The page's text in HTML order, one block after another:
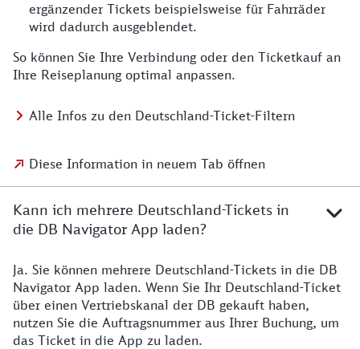
ergänzender Tickets beispielsweise für Fahrräder
wird dadurch ausgeblendet.
So können Sie Ihre Verbindung oder den Ticketkauf an
Ihre Reiseplanung optimal anpassen.
Alle Infos zu den Deutschland-Ticket-Filtern
Diese Information in neuem Tab öffnen
Kann ich mehrere Deutschland-Tickets in
die DB Navigator App laden?
Ja. Sie können mehrere Deutschland-Tickets in die DB
Navigator App laden. Wenn Sie Ihr Deutschland-Ticket
über einen Vertriebskanal der DB gekauft haben,
nutzen Sie die Auftragsnummer aus Ihrer Buchung, um
das Ticket in die App zu laden.